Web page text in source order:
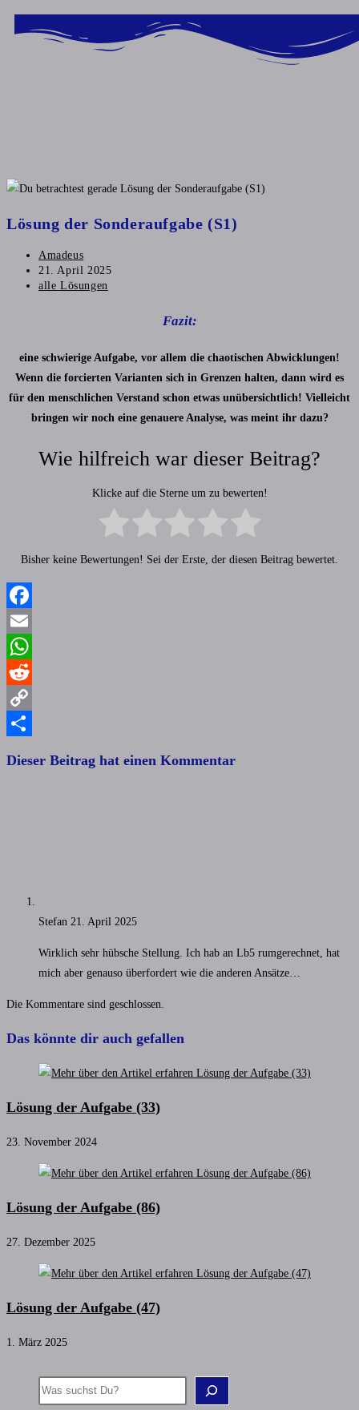
springen
Lösung der Sonderaufgabe (S1)
Amadeus
21. April 2025
alle Lösungen
Fazit:
eine schwierige Aufgabe, vor allem die chaotischen Abwicklungen!
Wenn die forcierten Varianten sich in Grenzen halten, dann wird es
für den menschlichen Verstand schon etwas unübersichtlich! Vielleicht
bringen wir noch eine genauere Analyse, was meint ihr dazu?
Wie hilfreich war dieser Beitrag?
Klicke auf die Sterne um zu bewerten!
Bisher keine Bewertungen! Sei der Erste, der diesen Beitrag bewertet.
Facebook
Email
WhatsApp
Reddit
Copy
Dieser Beitrag hat einen Kommentar
Stefan 21. April 2025
Wirklich sehr hübsche Stellung. Ich hab an Lb5 rumgerechnet, hat
mich aber genauso überfordert wie die anderen Ansätze…
Die Kommentare sind geschlossen.
Das könnte dir auch gefallen
Lösung der Aufgabe (33)
23. November 2024
Lösung der Aufgabe (86)
27. Dezember 2025
Lösung der Aufgabe (47)
1. März 2025